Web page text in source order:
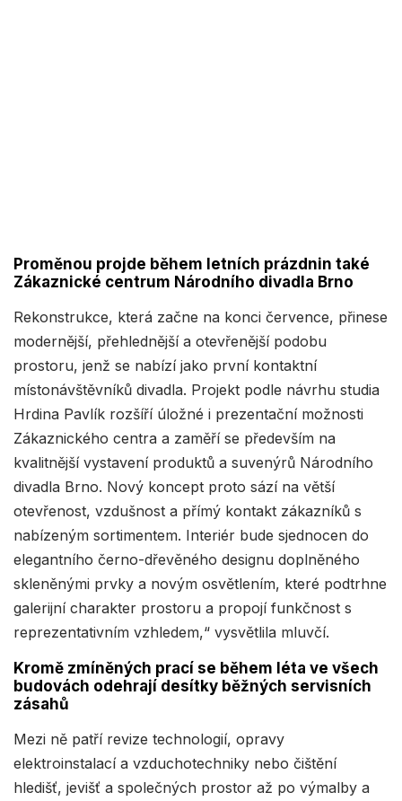
Proměnou projde během letních prázdnin také
Zákaznické centrum Národního divadla Brno
Rekonstrukce, která začne na konci července, přinese
modernější, přehlednější a otevřenější podobu
prostoru, jenž se nabízí jako první kontaktní
místonávštěvníků divadla. Projekt podle návrhu studia
Hrdina Pavlík rozšíří úložné i prezentační možnosti
Zákaznického centra a zaměří se především na
kvalitnější vystavení produktů a suvenýrů Národního
divadla Brno. Nový koncept proto sází na větší
otevřenost, vzdušnost a přímý kontakt zákazníků s
nabízeným sortimentem. Interiér bude sjednocen do
elegantního černo-dřevěného designu doplněného
skleněnými prvky a novým osvětlením, které podtrhne
galerijní charakter prostoru a propojí funkčnost s
reprezentativním vzhledem,“ vysvětlila mluvčí.
Kromě zmíněných prací se během léta ve všech
budovách odehrají desítky běžných servisních
zásahů
Mezi ně patří revize technologií, opravy
elektroinstalací a vzduchotechniky nebo čištění
hledišť, jevišť a společných prostor až po výmalby a